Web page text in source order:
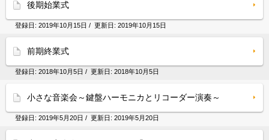
後期始業式
登録日: 2019年10月15日 / 更新日: 2019年10月15日
前期終業式
登録日: 2018年10月5日 / 更新日: 2018年10月5日
小さな音楽会～鍵盤ハーモニカとリコーダー演奏～
登録日: 2019年5月20日 / 更新日: 2019年5月20日